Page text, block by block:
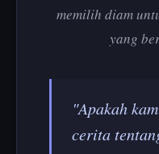
memilih diam
yang
"Apakah
cerita